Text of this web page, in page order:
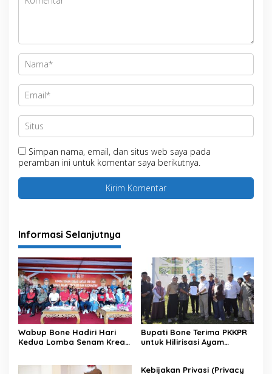
Simpan nama, email, dan situs web saya pada
peramban ini untuk komentar saya berikutnya.
Informasi Selanjutnya
Wabup Bone Hadiri Hari
Kedua Lomba Senam Kreasi
Bupati Bone Terima PKKPR
untuk Hilirisasi Ayam
Kebijakan Privasi (Privacy